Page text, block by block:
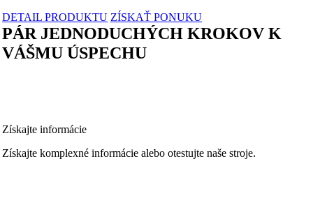
DETAIL PRODUKTU ZÍSKAŤ PONUKU
PÁR JEDNODUCHÝCH KROKOV K
VÁŠMU ÚSPECHU
Získajte informácie
Získajte komplexné informácie alebo otestujte naše stroje.